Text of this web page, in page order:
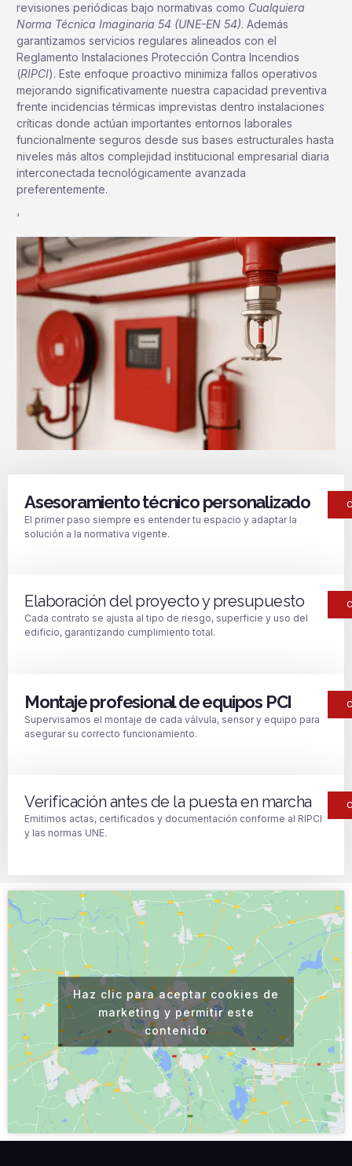
revisiones periódicas bajo normativas como Cualquiera
Norma Técnica Imaginaria 54 (UNE-EN 54). Además
garantizamos servicios regulares alineados con el
Reglamento Instalaciones Protección Contra Incendios
(RIPCI). Este enfoque proactivo minimiza fallos operativos
mejorando significativamente nuestra capacidad preventiva
frente incidencias térmicas imprevistas dentro instalaciones
críticas donde actúan importantes entornos laborales
funcionalmente seguros desde sus bases estructurales hasta
niveles más altos complejidad institucional empresarial diaria
interconectada tecnológicamente avanzada
preferentemente.
‘
Asesoramiento técnico personalizado
El primer paso siempre es entender tu espacio y adaptar la
solución a la normativa vigente.
Elaboración del proyecto y presupuesto
Cada contrato se ajusta al tipo de riesgo, superficie y uso del
edificio, garantizando cumplimiento total.
Montaje profesional de equipos PCI
Supervisamos el montaje de cada válvula, sensor y equipo para
asegurar su correcto funcionamiento.
Verificación antes de la puesta en marcha
Emitimos actas, certificados y documentación conforme al RIPCI
y las normas UNE.
Haz clic para aceptar cookies de
marketing y permitir este
contenido